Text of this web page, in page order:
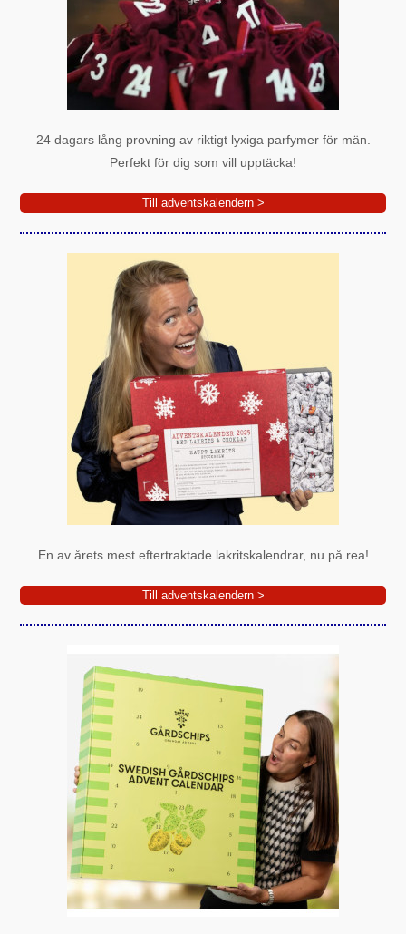
24 dagars lång provning av riktigt lyxiga parfymer för män.
Perfekt för dig som vill upptäcka!
Till adventskalendern >
En av årets mest eftertraktade lakritskalendrar, nu på rea!
Till adventskalendern >